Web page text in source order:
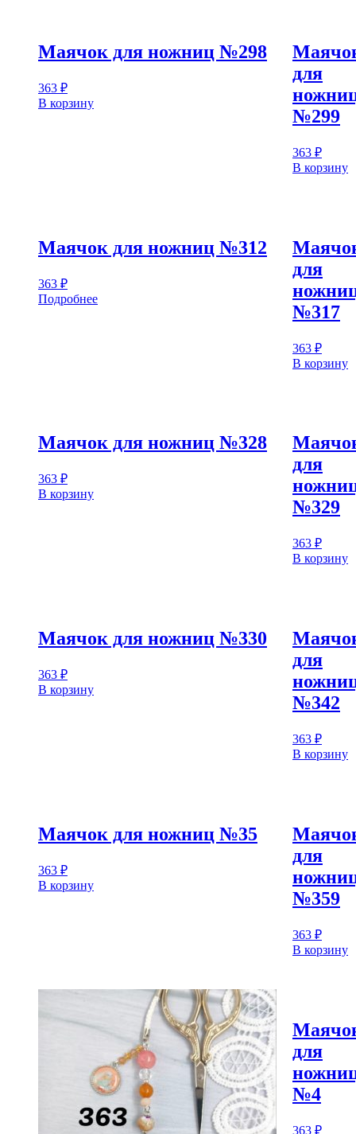
Маячок для ножниц №298
363 ₽
В корзину
для
№299
363 ₽
В корзину
Маячок для ножниц №312
363 ₽
Подробнее
для
№317
363 ₽
В корзину
Маячок для ножниц №328
363 ₽
В корзину
для
№329
363 ₽
В корзину
Маячок для ножниц №330
363 ₽
В корзину
для
№342
363 ₽
В корзину
Маячок для ножниц №35
363 ₽
В корзину
для
№359
363 ₽
В корзину
для
№4
363 ₽